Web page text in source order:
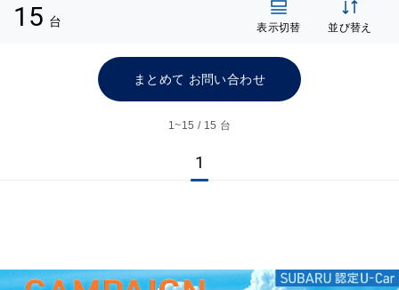
15 台 表示切替 並び替え
まとめて お問い合わせ
1~15 / 15 台
1